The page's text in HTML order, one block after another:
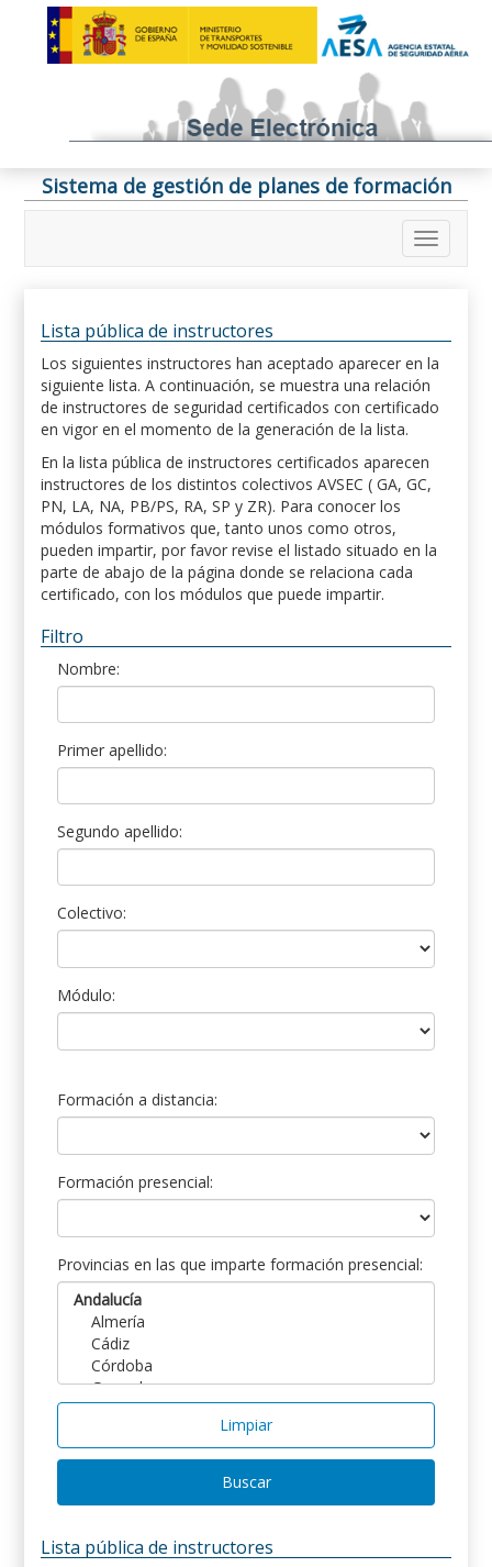
Sistema de gestión de planes de formación
Lista pública de instructores
Los siguientes instructores han aceptado aparecer en la
siguiente lista. A continuación, se muestra una relación
de instructores de seguridad certificados con certificado
en vigor en el momento de la generación de la lista.
En la lista pública de instructores certificados aparecen
instructores de los distintos colectivos AVSEC ( GA, GC,
PN, LA, NA, PB/PS, RA, SP y ZR). Para conocer los
módulos formativos que, tanto unos como otros,
pueden impartir, por favor revise el listado situado en la
parte de abajo de la página donde se relaciona cada
certificado, con los módulos que puede impartir.
Filtro
Nombre:
Primer apellido:
Segundo apellido:
Colectivo:
Módulo:
Formación a distancia:
Formación presencial:
Provincias en las que imparte formación presencial:
Limpiar
Buscar
Lista pública de instructores